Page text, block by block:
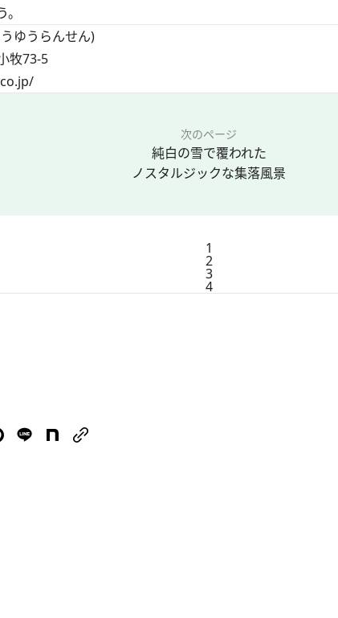
ゆうらんせん)
牧73-5
次のページ
純白の雪で覆われた
ノスタルジックな集落風景
1
2
3
4